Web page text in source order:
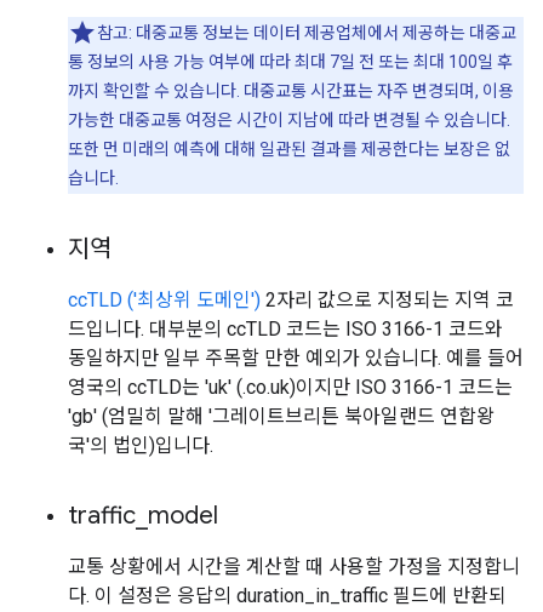
참고: 대중교통 정보는 데이터 제공업체에서 제공하는 대중교
통 정보의 사용 가능 여부에 따라 최대 7일 전 또는 최대 100일 후
까지 확인할 수 있습니다. 대중교통 시간표는 자주 변경되며, 이용
가능한 대중교통 여정은 시간이 지남에 따라 변경될 수 있습니다.
또한 먼 미래의 예측에 대해 일관된 결과를 제공한다는 보장은 없
습니다.
지역
ccTLD ('최상위 도메인') 2자리 값으로 지정되는 지역 코
드입니다. 대부분의 ccTLD 코드는 ISO 3166-1 코드와
동일하지만 일부 주목할 만한 예외가 있습니다. 예를 들어
영국의 ccTLD는 'uk' (.co.uk)이지만 ISO 3166-1 코드는
'gb' (엄밀히 말해 '그레이트브리튼 북아일랜드 연합왕
국'의 법인)입니다.
traffic model
교통 상황에서 시간을 계산할 때 사용할 가정을 지정합니
다. 이 설정은 응답의 duration_in_traffic 필드에 반환되